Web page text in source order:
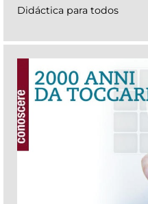
Didáctica para todos